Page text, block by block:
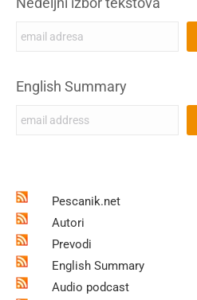
English Summary
Pescanik.net
Autori
Prevodi
English Summary
Audio podcast